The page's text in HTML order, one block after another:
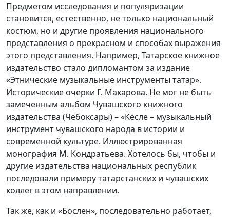
Предметом исследования и популяризации
становится, естественно, не только национальный
костюм, но и другие проявления национального
представления о прекрасном и способах выражения
этого представления. Например, Татарское книжное
издательство стало дипломантом за издание
«Этнические музыкальные инструменты татар».
Исторические очерки Г. Макарова. Не мог не быть
замеченным альбом Чувашского книжного
издательства (Чебоксары) – «Кёсле – музыкальный
инструмент чувашского народа в истории и
современной культуре. Иллюстрированная
монография М. Кондратьева. Хотелось бы, чтобы и
другие издательства национальных республик
последовали примеру татарстанских и чувашских
коллег в этом направлении.
Так же, как и «Бослен», последовательно работает,